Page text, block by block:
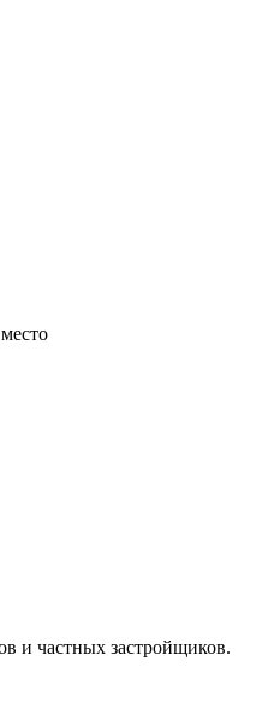
и частных застройщиков.